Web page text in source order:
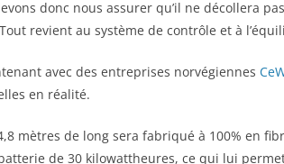
donc nous assurer qu’il ne décollera
revient au système de contrôle et à
avec des entreprises norvégiennes
en réalité.
mètres de long sera fabriqué à 100% en
de 30 kilowattheures, ce qui lui